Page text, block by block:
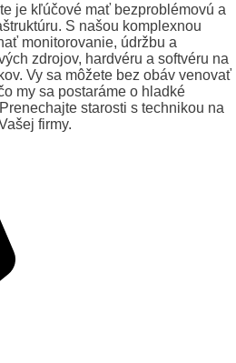
je kľúčové mať bezproblémovú a
S našou komplexnou
monitorovanie, údržbu a
zdrojov, hardvéru a softvéru na
Vy sa môžete bez obáv venovať
my sa postaráme o hladké
starosti s technikou na
firmy.